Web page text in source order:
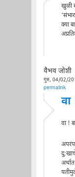
खुळी
क्या
वैभव जोशी
गुरु, 04/02/
permalink
वा
वा !